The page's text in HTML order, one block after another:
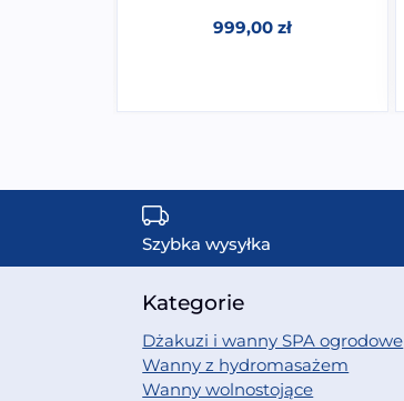
999,00 zł
Szybka wysyłka
Kategorie
Dżakuzi i wanny SPA ogrodowe
Wanny z hydromasażem
Wanny wolnostojące